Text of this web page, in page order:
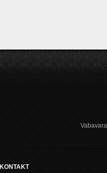
KONTAKT